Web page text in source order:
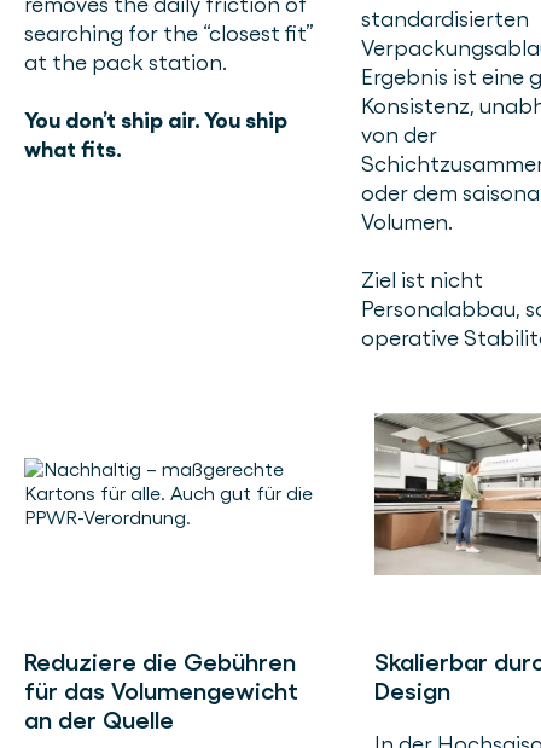
searching for the “closest fit”
at the pack station.
You don’t ship air. You ship
what fits.
Reduziere die Gebühren
für das Volumengewicht
an der Quelle
standardisierten
Ergebnis ist eine
Konsistenz,
von der
oder dem
Volumen.
Ziel ist nicht
Personalabbau,
operative
Skalierbar
Design